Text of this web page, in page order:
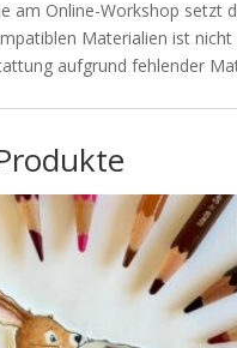
am Online-Workshop setzt
Materialien ist nicht
aufgrund fehlender